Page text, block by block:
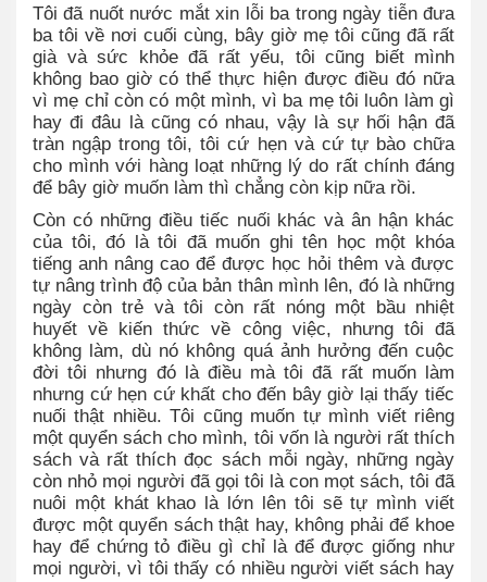
Tôi đã nuốt nước mắt xin lỗi ba trong ngày tiễn đưa
ba tôi về nơi cuối cùng, bây giờ mẹ tôi cũng đã rất
già và sức khỏe đã rất yếu, tôi cũng biết mình
không bao giờ có thể thực hiện được điều đó nữa
vì mẹ chỉ còn có một mình, vì ba mẹ tôi luôn làm gì
hay đi đâu là cũng có nhau, vậy là sự hối hận đã
tràn ngập trong tôi, tôi cứ hẹn và cứ tự bào chữa
cho mình với hàng loạt những lý do rất chính đáng
để bây giờ muốn làm thì chẳng còn kịp nữa rồi.
Còn có những điều tiếc nuối khác và ân hận khác
của tôi, đó là tôi đã muốn ghi tên học một khóa
tiếng anh nâng cao để được học hỏi thêm và được
tự nâng trình độ của bản thân mình lên, đó là những
ngày còn trẻ và tôi còn rất nóng một bầu nhiệt
huyết về kiến thức về công việc, nhưng tôi đã
không làm, dù nó không quá ảnh hưởng đến cuộc
đời tôi nhưng đó là điều mà tôi đã rất muốn làm
nhưng cứ hẹn cứ khất cho đến bây giờ lại thấy tiếc
nuối thật nhiều. Tôi cũng muốn tự mình viết riêng
một quyển sách cho mình, tôi vốn là người rất thích
sách và rất thích đọc sách mỗi ngày, những ngày
còn nhỏ mọi người đã gọi tôi là con mọt sách, tôi đã
nuôi một khát khao là lớn lên tôi sẽ tự mình viết
được một quyển sách thật hay, không phải để khoe
hay để chứng tỏ điều gì chỉ là để được giống như
mọi người, vì tôi thấy có nhiều người viết sách hay